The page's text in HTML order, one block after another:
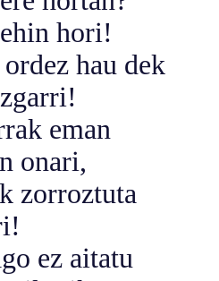
hori!
hau dek
eman
ez aitatu